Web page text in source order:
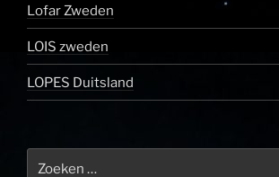
Lofar Zweden
LOIS zweden
LOPES Duitsland